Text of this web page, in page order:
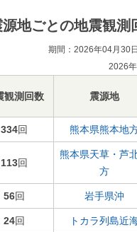
源地ごとの地震観測
期間：2026年04月30
2026
観測回数 震源地
334回 熊本県熊本地
113回
熊本県天草・芦
方
56回 岩手県沖
24回 トカラ列島近